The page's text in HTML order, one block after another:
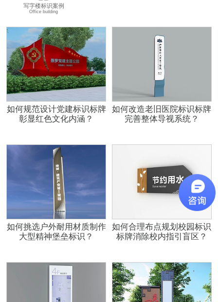
写字楼标识案例
Office building
如何规范设计党建标识标牌
彰显红色文化内涵？
如何改造老旧医院标识标牌
完善整体导视系统？
如何挑选户外耐用材质制作
大型精神堡垒标识？
如何合理布点规划校园标识
标牌消除校内指引盲区？